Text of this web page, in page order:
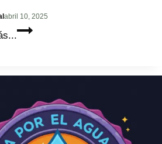
abril 10, 2025
Lanzamiento:
Cambio